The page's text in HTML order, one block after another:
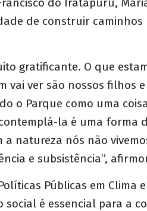
do Iratapuru,
de construir caminhos
gratificante. O que
vai ver são nossos filhos
o Parque como uma
la é uma forma
a natureza nós não
e subsistência”,
Públicas em Clima
social é essencial para a